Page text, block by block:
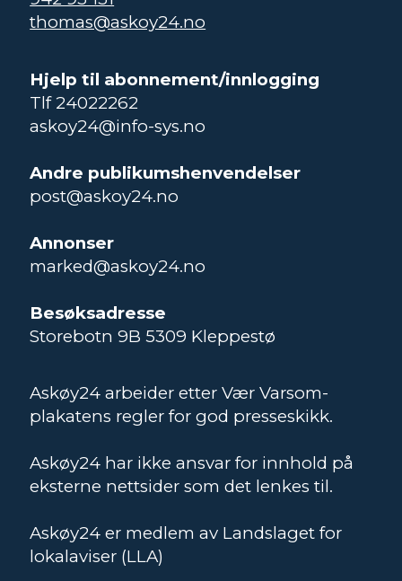
thomas@askoy24.no
Hjelp til abonnement/innlogging
Tlf 24022262
askoy24@info-sys.no
Andre publikumshenvendelser
post@askoy24.no
Annonser
marked@askoy24.no
Besøksadresse
Storebotn 9B 5309 Kleppestø
Askøy24 arbeider etter Vær Varsom-
plakatens regler for god presseskikk.
Askøy24 har ikke ansvar for innhold på
eksterne nettsider som det lenkes til.
Askøy24 er medlem av Landslaget for
lokalaviser (LLA)